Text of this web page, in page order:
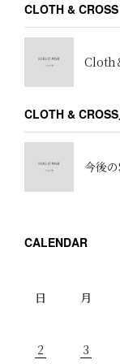
CLOTH & CROSS
Cloth
CLOTH &
今後
CALENDAR
日
月
2
3